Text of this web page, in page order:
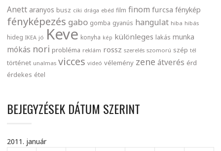
Anett aranyos busz ciki drága ebéd film finom furcsa fénykép
fényképezés gabo gomba gyanús hangulat hiba hibás
hideg IKEA jó Keve konyha kép különleges lakás munka
mókás nori probléma reklám rossz szerelés szomorú szép tél
történet unalmas vicces videó vélemény zene átverés érd
érdekes étel
BEJEGYZÉSEK DÁTUM SZERINT
2011. január